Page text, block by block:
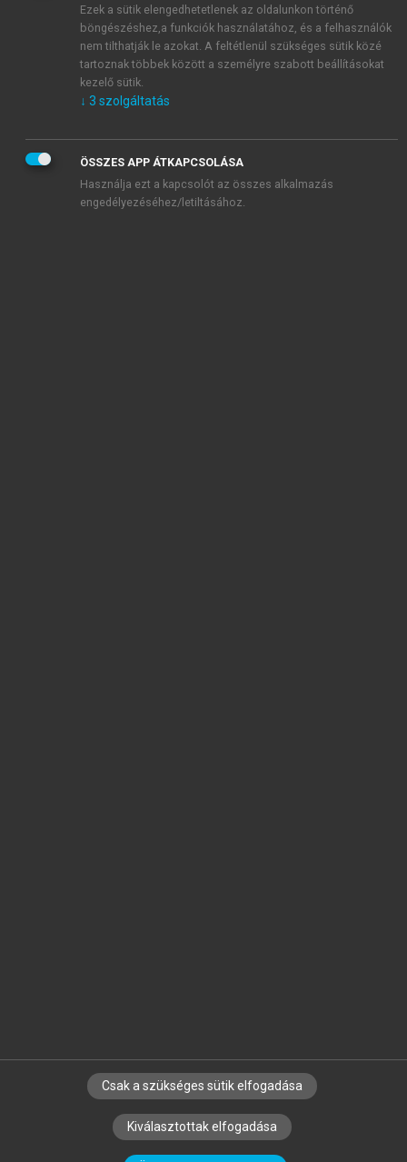
veszem és elfogadom.
Általános vásárlási feltételeket, valamint a szotar.netés a
mersz.huoldalak licencszerződéseiben foglaltakat
tudomásul veszem és elfogadom.
KIPRÓBÁLOM
SZERZŐKNEK CÉGEKNEK KÖNYVTÁROSOKNAK
SZERKESZTÉSI ÉS LEKTORÁLÁSI ALAPELVEK
Ezek a sütik elengedhetetlenek az oldalunkon történő
böngészéshez,a funkciók használatához, és a felhasználók
nem tilthatják le azokat. A feltétlenül szükséges sütik közé
tartoznak többek között a személyre szabott beállításokat
kezelő sütik.
↓ 3 szolgáltatás
ÖSSZES APP ÁTKAPCSOLÁSA
Használja ezt a kapcsolót az összes alkalmazás
engedélyezéséhez/letiltásához.
Csak a szükséges sütik elfogadása
Kiválasztottak elfogadása